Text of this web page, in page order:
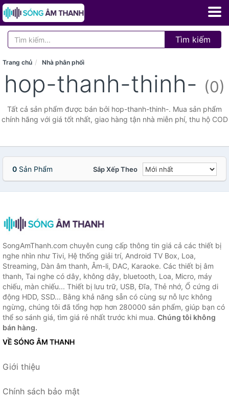
Tìm kiếm
Trang chủ Nhà phân phối
hop-thanh-thinh- (0)
Tất cả sản phẩm được bán bởi hop-thanh-thinh-. Mua sản phẩm
chính hãng với giá tốt nhất, giao hàng tận nhà miễn phí, thu hộ COD
0 Sản Phẩm Sắp Xếp Theo
SongAmThanh.com chuyên cung cấp thông tin giá cả các thiết bị
nghe nhìn như Tivi, Hệ thống giải trí, Android TV Box, Loa,
Streaming, Dàn âm thanh, Âm-li, DAC, Karaoke. Các thiết bị âm
thanh, Tai nghe có dây, không dây, bluetooth, Loa, Micro, máy
chiếu, màn chiếu... Thiết bị lưu trữ, USB, Đĩa, Thẻ nhớ, Ổ cứng di
động HDD, SSD... Bằng khả năng sẵn có cùng sự nỗ lực không
ngừng, chúng tôi đã tổng hợp hơn 280000 sản phẩm, giúp bạn có
thể so sánh giá, tìm giá rẻ nhất trước khi mua. Chúng tôi không
bán hàng.
VỀ SÓNG ÂM THANH
Giới thiệu
Chính sách bảo mật